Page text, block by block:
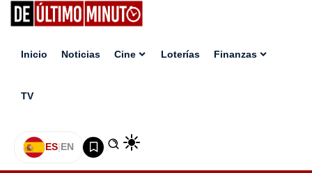
Inicio Noticias Cine Loterías Finanzas
TV
ES|EN